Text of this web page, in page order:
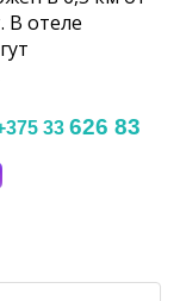
В отеле
33 626 83